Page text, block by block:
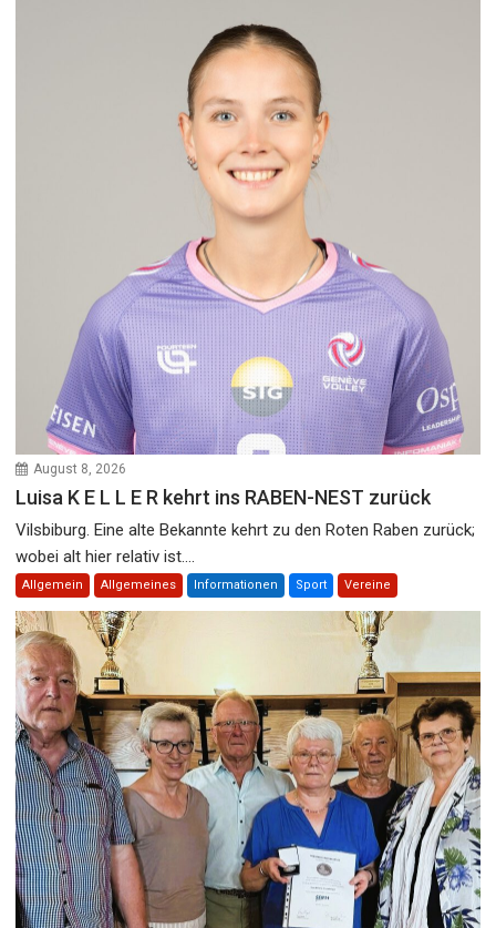
August 8, 2026
Luisa K E L L E R kehrt ins RABEN-NEST zurück
Vilsbiburg. Eine alte Bekannte kehrt zu den Roten Raben zurück;
wobei alt hier relativ ist....
Allgemein Allgemeines Informationen Sport Vereine